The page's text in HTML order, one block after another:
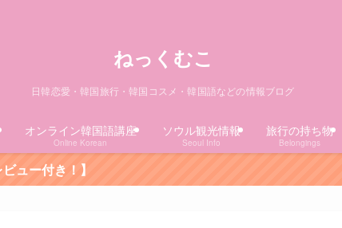
ねっくむこ
日韓恋愛・韓国旅行・韓国コスメ・韓国語などの情報ブログ
オンライン韓国語講座
Online Korean
ソウル観光情報
Seoul Info
旅行の持ち物
Belongings